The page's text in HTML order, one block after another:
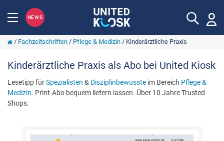
NEWS
/ Fachzeitschriften/ Pflege & Medizin/ Kinderärztliche Praxis
Kinderärztliche Praxis als Abo bei United Kiosk
Lesetipp fürSpezialisten & Disziplinbewusste im Bereich Pflege &
Medizin. Print-Abo bequem liefern lassen. Über 10 Jahre Trusted
Shops.